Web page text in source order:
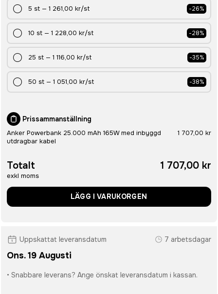
5 st — 1 261,00 kr/st -26%
10 st — 1 228,00 kr/st -28%
25 st — 1 116,00 kr/st -35%
50 st — 1 051,00 kr/st -38%
Prissammanställning
Anker Powerbank 25.000 mAh 165W med inbyggd
utdragbar kabel
1 707,00 kr
Totalt
exkl moms
1 707,00 kr
LÄGG I VARUKORGEN
Uppskattat leveransdatum 7 arbetsdagar
Ons. 19 Augusti
• Snabbare leverans? Ange önskat leveransdatum i kassan.